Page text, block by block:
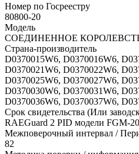
Номер по Госреестру
80800-20
Модель
СОЕДИНЕННОЕ
Страна-производитель
D0370015W6, D0370016W6,
D0370021W6, D0370022W6,
D0370025W6, D0370027W6,
D0370030W6, D0370031W6,
D0370036W6, D0370037W6,
Срок свидетельства (Или
RAEGuard 2 PID модели FGM-
Межповерочный интервал /
82